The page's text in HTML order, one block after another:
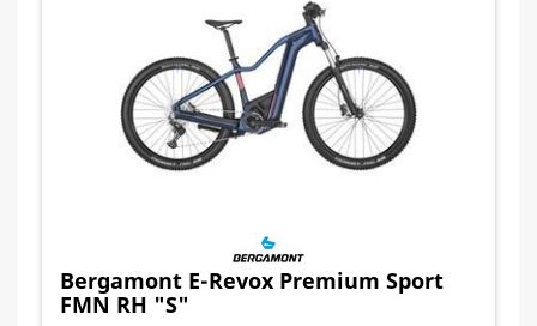
Bergamont E-Revox Premium Sport
FMN RH "S"